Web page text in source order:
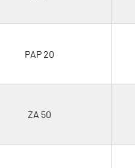
PAP 20
ZA 50